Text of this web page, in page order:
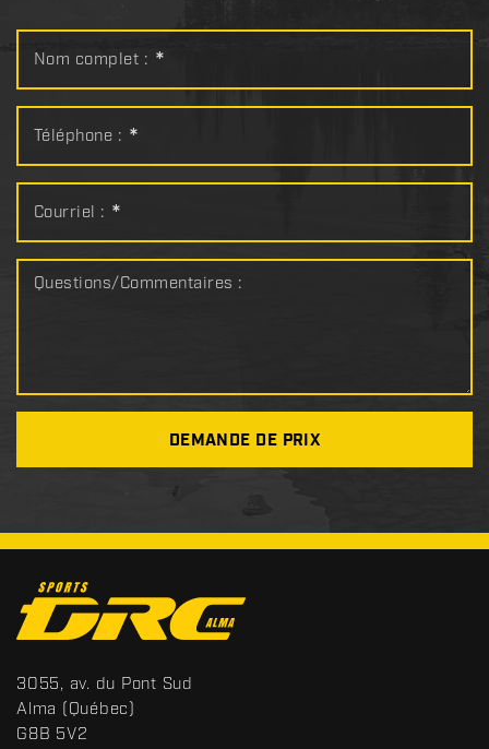
Nom complet : *
Téléphone : *
Courriel : *
Questions/Commentaires :
DEMANDE DE PRIX
o
n
t
a
c
S
p
o
3055, av. du Pont Sud
Alma (Québec)
G8B 5V2